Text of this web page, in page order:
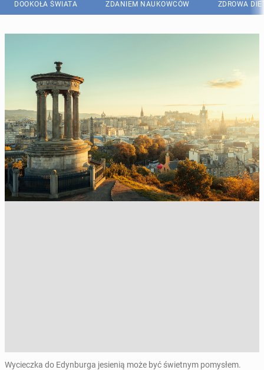
DOOKOŁA ŚWIATA ZDANIEM NAUKOWCÓW ZDROWA
Wycieczka do Edynburga jesienią może być świetnym pomysłem.